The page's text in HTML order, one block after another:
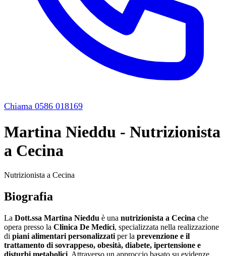
Chiama 0586 018169
Martina Nieddu - Nutrizionista
a Cecina
Nutrizionista a Cecina
Biografia
La Dott.ssa Martina Nieddu è una nutrizionista a Cecina che
opera presso la Clinica De Medici, specializzata nella realizzazione
di piani alimentari personalizzati per la prevenzione e il
trattamento di sovrappeso, obesità, diabete, ipertensione e